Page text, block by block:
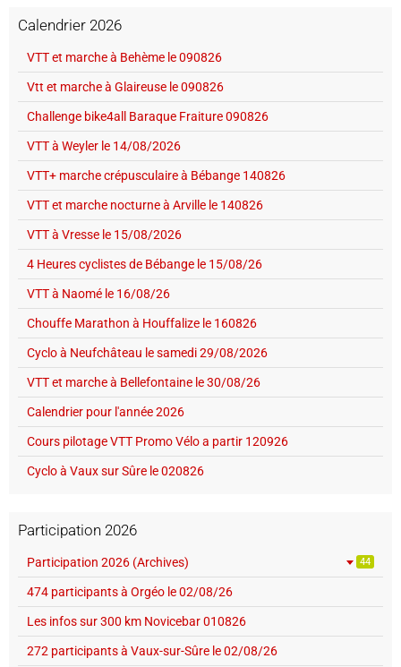
Calendrier 2026
VTT et marche à Behème le 090826
Vtt et marche à Glaireuse le 090826
Challenge bike4all Baraque Fraiture 090826
VTT à Weyler le 14/08/2026
VTT+ marche crépusculaire à Bébange 140826
VTT et marche nocturne à Arville le 140826
VTT à Vresse le 15/08/2026
4 Heures cyclistes de Bébange le 15/08/26
VTT à Naomé le 16/08/26
Chouffe Marathon à Houffalize le 160826
Cyclo à Neufchâteau le samedi 29/08/2026
VTT et marche à Bellefontaine le 30/08/26
Calendrier pour l'année 2026
Cours pilotage VTT Promo Vélo a partir 120926
Cyclo à Vaux sur Sûre le 020826
Participation 2026
Participation 2026 (Archives) 44
474 participants à Orgéo le 02/08/26
Les infos sur 300 km Novicebar 010826
272 participants à Vaux-sur-Sûre le 02/08/26